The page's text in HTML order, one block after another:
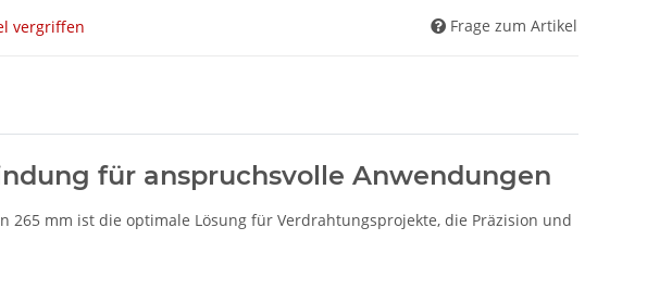
vergriffen Frage zum Artikel
für anspruchsvolle Anwendungen
265 mm ist die optimale Lösung für Verdrahtungsprojekte, die Präzision und